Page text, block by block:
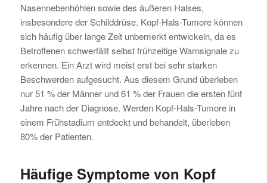
Nasennebenhöhlen sowie des äußeren Halses,
insbesondere der Schilddrüse. Kopf-Hals-Tumore können
sich häufig über lange Zeit unbemerkt entwickeln, da es
Betroffenen schwerfällt selbst frühzeitige Warnsignale zu
erkennen. Ein Arzt wird meist erst bei sehr starken
Beschwerden aufgesucht. Aus diesem Grund überleben
nur 51 % der Männer und 61 % der Frauen die ersten fünf
Jahre nach der Diagnose. Werden Kopf-Hals-Tumore in
einem Frühstadium entdeckt und behandelt, überleben
80% der Patienten.
Häufige Symptome von Kopf